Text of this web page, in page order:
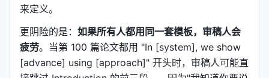
Hedging 校准
强证据 →
demonstrate
中等证据 → suggest
弱/相关性 → may reflect
来定义。
更阴险的是： 如果所有人都用同一套模板，审稿人会
疲劳。当第 100 篇论文都用 "In [system], we show
[advance] using [approach]" 开头时，审稿人可能直